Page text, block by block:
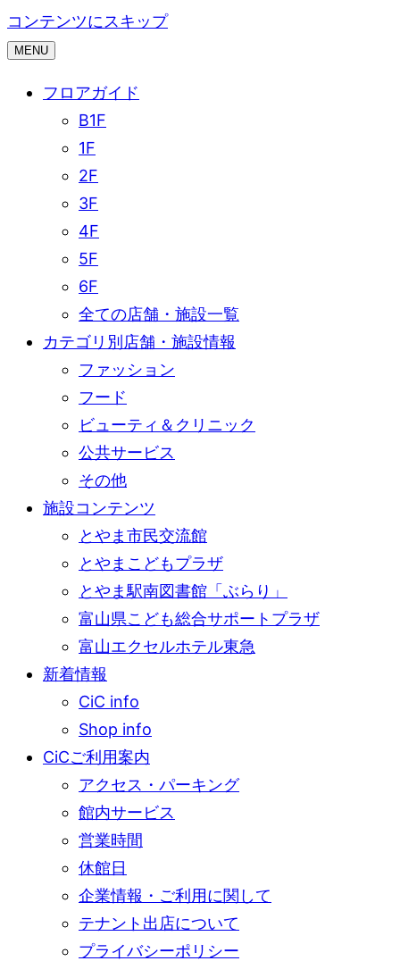
コンテンツにスキップ
MENU
フロアガイド
B1F
1F
2F
3F
4F
5F
6F
全ての店舗・施設一覧
カテゴリ別店舗・施設情報
ファッション
フード
ビューティ＆クリニック
公共サービス
その他
施設コンテンツ
とやま市民交流館
とやまこどもプラザ
とやま駅南図書館「ぶらり」
富山県こども総合サポートプラザ
富山エクセルホテル東急
新着情報
CiC info
Shop info
CiCご利用案内
アクセス・パーキング
館内サービス
営業時間
休館日
企業情報・ご利用に関して
テナント出店について
プライバシーポリシー